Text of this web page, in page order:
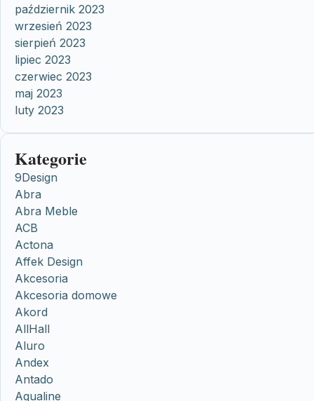
październik 2023
wrzesień 2023
sierpień 2023
lipiec 2023
czerwiec 2023
maj 2023
luty 2023
Kategorie
9Design
Abra
Abra Meble
ACB
Actona
Affek Design
Akcesoria
Akcesoria domowe
Akord
AllHall
Aluro
Andex
Antado
Aqualine